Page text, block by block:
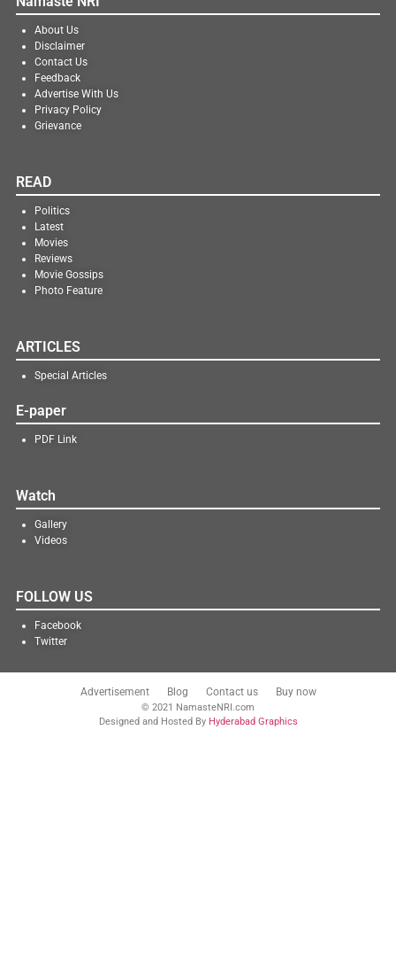
About Us
Disclaimer
Contact Us
Feedback
Advertise With Us
Privacy Policy
Grievance
READ
Politics
Latest
Movies
Reviews
Movie Gossips
Photo Feature
ARTICLES
Special Articles
E-paper
PDF Link
Watch
Gallery
Videos
FOLLOW US
Facebook
Twitter
Advertisement Blog Contact us Buy now
© 2021 NamasteNRI.com
Designed and Hosted By Hyderabad Graphics